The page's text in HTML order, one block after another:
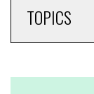
TOPICS